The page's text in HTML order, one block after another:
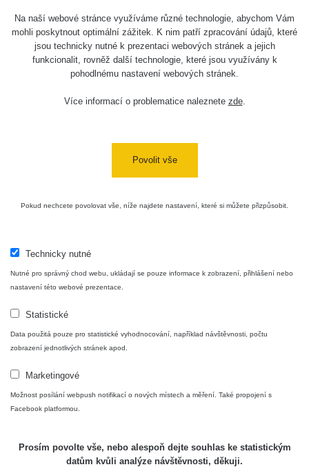
Kolem Lipna na kole
0.08 - 0.11 µSv/h
Alžbětín - Železná Ruda
0.06 - 0.16 µSv/h
Na naší webové stránce využíváme různé technologie, abychom Vám
mohli poskytnout optimální zážitek. K nim patří zpracování údajů, které
jsou technicky nutné k prezentaci webových stránek a jejich
funkcionalit, rovněž další technologie, které jsou využívány k
pohodlnému nastavení webových stránek.
Více informací o problematice naleznete zde.
Povolit vše
Pokud nechcete povolovat vše, níže najdete nastavení, které si můžete přizpůsobit.
Technicky nutné
Nutné pro správný chod webu, ukládají se pouze informace k zobrazení, přihlášení nebo
nastavení této webové prezentace.
Statistické
Data použitá pouze pro statistické vyhodnocování, například návštěvnosti, počtu
zobrazení jednotlivých stránek apod.
Marketingové
Možnost posílání webpush notifikací o nových místech a měření. Také propojení s
Facebook platformou.
Prosím povolte vše, nebo alespoň dejte souhlas ke statistickým
datům kvůli analýze návštěvnosti, děkuji.